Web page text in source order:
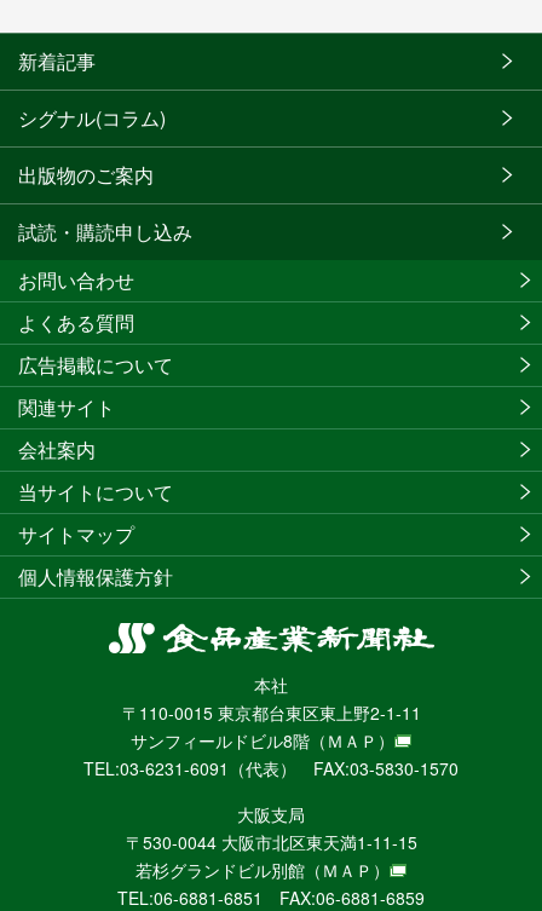
新着記事
シグナル(コラム)
出版物のご案内
試読・購読申し込み
食
産
業
新
聞
社
ニ
ュ
ー
本社
〒110-0015 東京都台東区東上野2-1-11
サンフィールドビル8階 （ＭＡＰ）
TEL:03-6231-6091（代表） FAX:03-5830-1570
大阪支局
〒530-0044 大阪市北区東天満1-11-15
若杉グランドビル別館 （ＭＡＰ）
TEL:06-6881-6851 FAX:06-6881-6859
お問い合わせ
よくある質問
広告掲載について
関連サイト
会社案内
当サイトについて
サイトマップ
個人情報保護方針